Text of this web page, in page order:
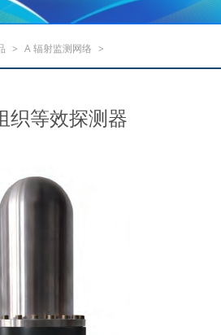
> A 辐射监测网络 >
织等效探测器